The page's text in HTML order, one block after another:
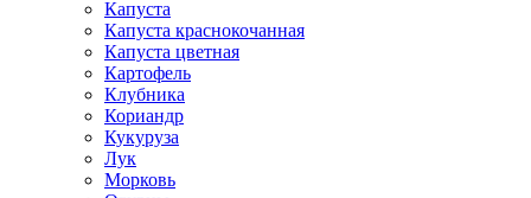
Капуста
Капуста краснокочанная
Капуста цветная
Картофель
Клубника
Кориандр
Кукуруза
Лук
Морковь